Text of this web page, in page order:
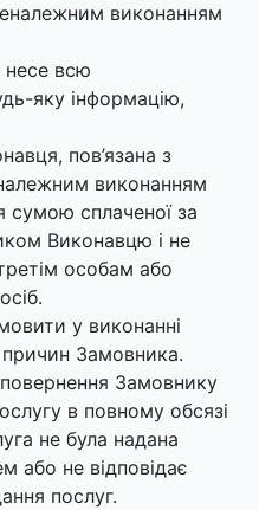
виконанням
несе всю
яку інформацію,
пов’язана з
виконанням
сумою сплаченої за
Виконавцю і не
особам або
у виконанні
Замовника.
Замовнику
в повному обсязі
не була надана
або не відповідає
послуг.